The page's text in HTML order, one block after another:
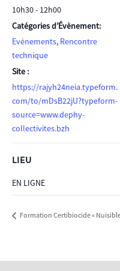
10h30 - 12h00
Catégories d’Évènement:
Evénements, Rencontre
technique
Site :
https://rajyh24neia.typeform.
com/to/mDsB22jU?typeform-
source=www.dephy-
collectivites.bzh
LIEU
EN LIGNE
Formation Certibiocide «